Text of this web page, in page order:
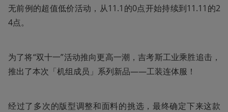
无前例的超值低价活动，从11.1的0点开始持续到11.11的2
4点。
为了将“双十一”活动推向更高一潮，吉考斯工业乘胜追击，
推出了本次「机组成员」系列新品——工装连体服！
经过了多次的版型调整和面料的挑选，最终确定下来这款